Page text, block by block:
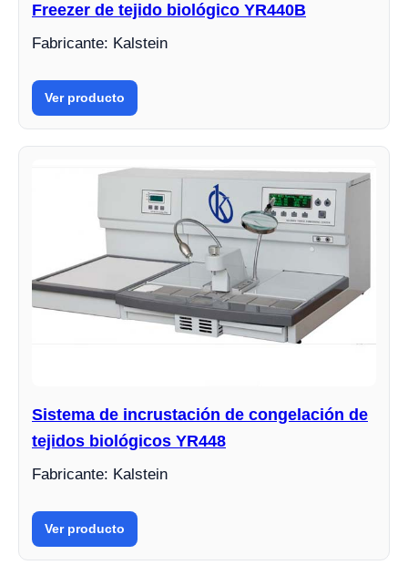
Freezer de tejido biológico YR440B
Fabricante: Kalstein
Ver producto
Sistema de incrustación de congelación de
tejidos biológicos YR448
Fabricante: Kalstein
Ver producto